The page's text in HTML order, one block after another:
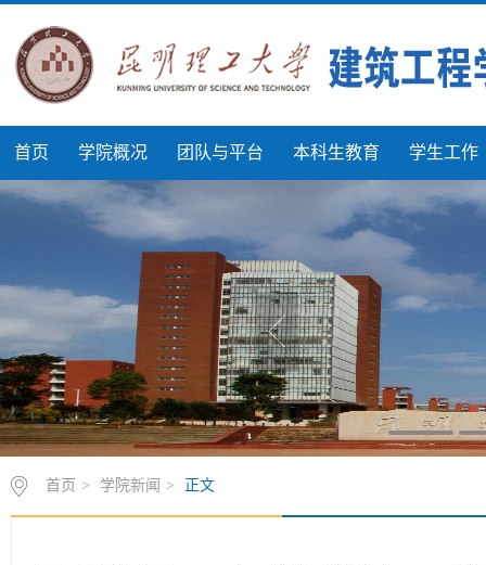
首页 学院概况 团队与平台 本科生教育 学生工作
首页 > 学院新闻 > 正文